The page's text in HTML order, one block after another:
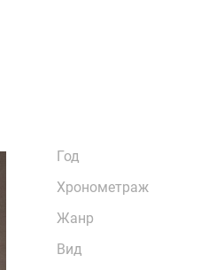
Год
Хронометраж
Жанр
Вид